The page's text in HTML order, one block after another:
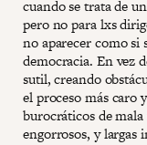
cuando se trata de
pero no para lxs
no aparecer como si
democracia. En vez
sutil, creando
el proceso más caro
burocráticos de
engorrosos, y largas